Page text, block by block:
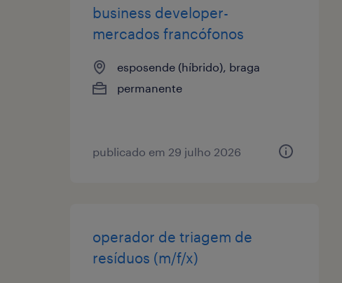
business developer-
mercados francófonos
esposende (híbrido), braga
permanente
publicado em 29 julho 2026
operador de triagem de
resíduos (m/f/x)